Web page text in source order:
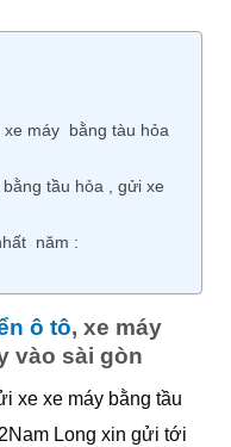
máy bằng tàu hỏa
tầu hỏa , gửi xe
năm :
ô tô, xe máy
vào sài gòn
xe xe máy bằng tầu
Long xin gửi tới